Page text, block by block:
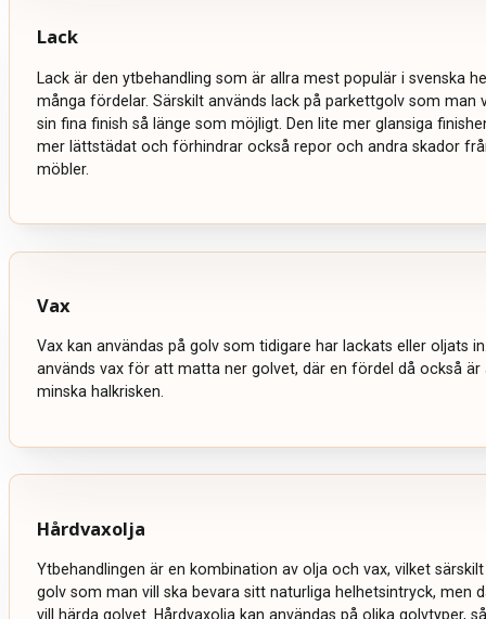
Lack
Lack är den ytbehandling som är allra mest populär i svenska
många fördelar. Särskilt används lack på parkettgolv som man
sin fina finish så länge som möjligt. Den lite mer glansiga
mer lättstädat och förhindrar också repor och andra skador
möbler.
Vax
Vax kan användas på golv som tidigare har lackats eller oljats
används vax för att matta ner golvet, där en fördel då också är
minska halkrisken.
Hårdvaxolja
Ytbehandlingen är en kombination av olja och vax, vilket
golv som man vill ska bevara sitt naturliga helhetsintryck, men
vill härda golvet. Hårdvaxolja kan användas på olika golvtyper,